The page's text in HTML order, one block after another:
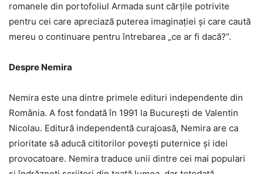
romanele din portofoliul Armada sunt cărțile potrivite
pentru cei care apreciază puterea imaginației și care caută
mereu o continuare pentru întrebarea „ce ar fi dacă?”.
Despre Nemira
Nemira este una dintre primele edituri independente din
România. A fost fondată în 1991 la București de Valentin
Nicolau. Editură independentă curajoasă, Nemira are ca
prioritate să aducă cititorilor povești puternice și idei
provocatoare. Nemira traduce unii dintre cei mai populari